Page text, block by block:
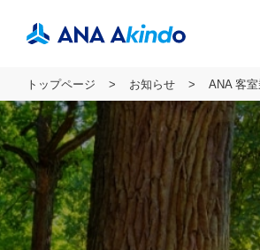
トップページ お知らせ ANA 客